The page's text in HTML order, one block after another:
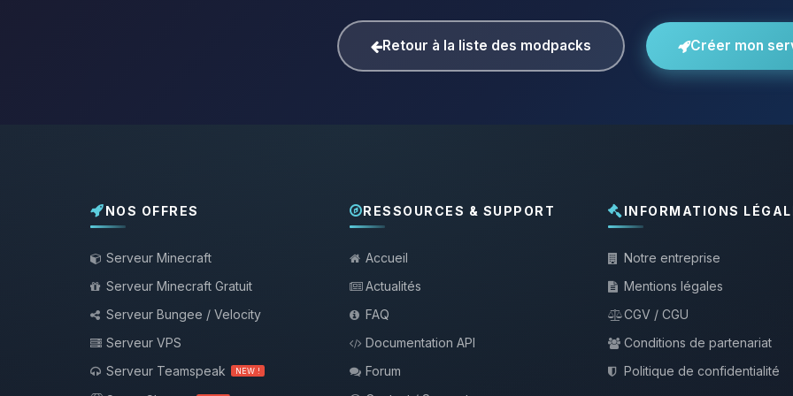
Retour à la liste des modpacks Créer mon
NOS OFFRES
Serveur Minecraft
Serveur Minecraft Gratuit
Serveur Bungee / Velocity
Serveur VPS
Serveur Teamspeak
NEW !
RESSOURCES & SUPPORT
Accueil
Actualités
FAQ
Documentation API
Forum
INFORMATIONS
Notre entreprise
Mentions légales
CGV / CGU
Conditions de partenariat
Politique de confidentialité